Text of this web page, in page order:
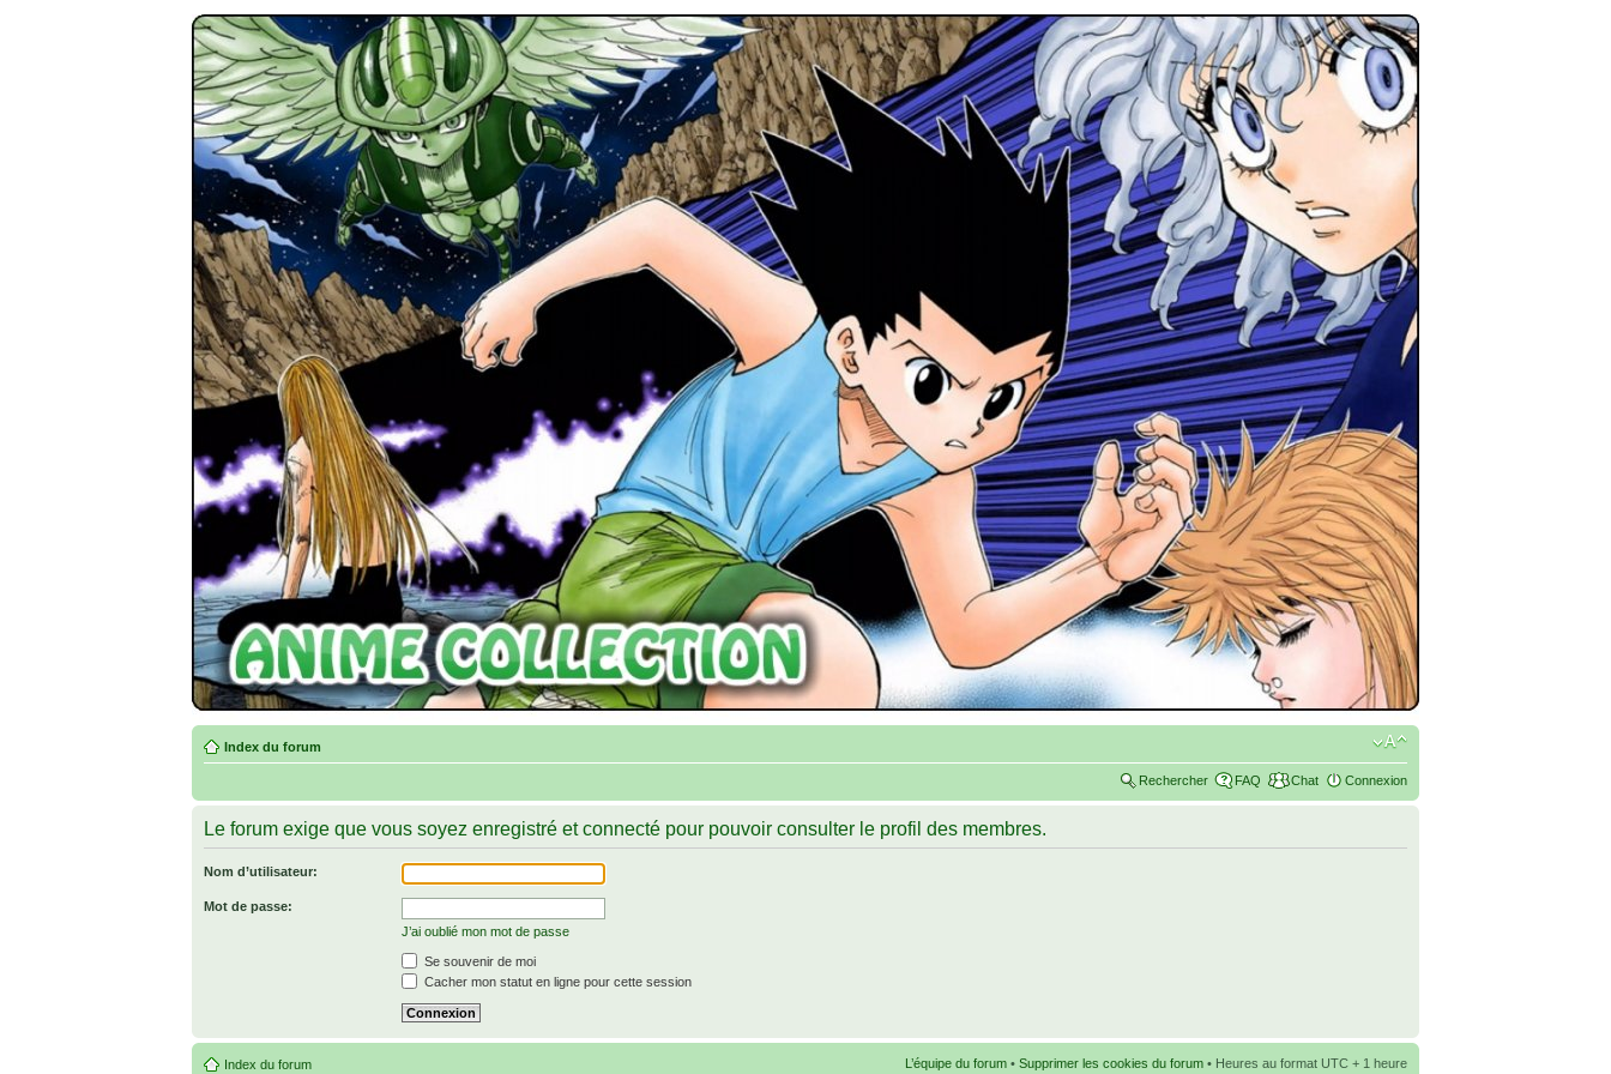
Index du forum
Rechercher FAQ Chat Connexion
Le forum exige que vous soyez enregistré et connecté pour pouvoir consulter le profil des membres.
Nom d’utilisateur:
Mot de passe:
J’ai oublié mon mot de passe
Se souvenir de moi
Cacher mon statut en ligne pour cette session
Index du forum L’équipe du forum • Supprimer les cookies du forum • Heures au format UTC + 1 heure